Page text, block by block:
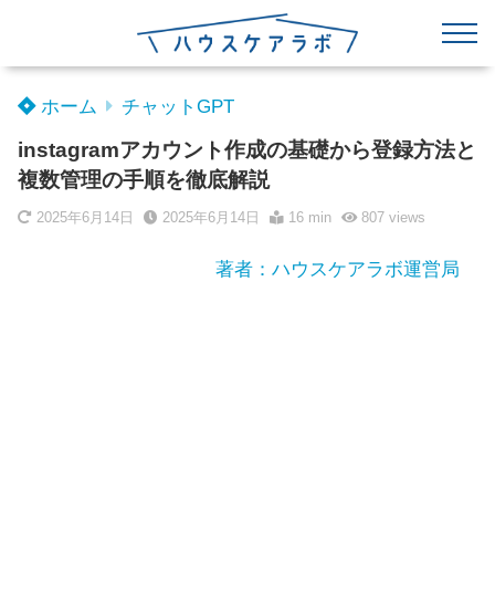
ホーム チャットGPT
instagramアカウント作成の基礎から登録方法と
複数管理の手順を徹底解説
2025年6月14日 2025年6月14日 16 min 807 views
著者：ハウスケアラボ運営局